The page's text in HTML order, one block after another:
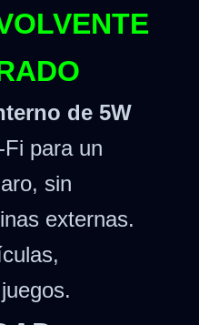
de 5W
para un
sin
externas.